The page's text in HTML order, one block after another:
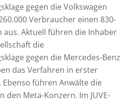
gegen die Volkswagen
Verbraucher einen 830-
aus. Aktuell führen die Inhaber
die
gegen die Mercedes-Benz
das Verfahren in erster
führen Anwälte die
den Meta-Konzern. Im JUVE-